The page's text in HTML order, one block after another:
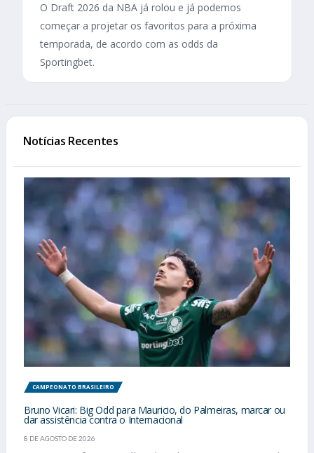
O Draft 2026 da NBA já rolou e já podemos
começar a projetar os favoritos para a próxima
temporada, de acordo com as odds da
Sportingbet.
Notícias Recentes
CAMPEONATO BRASILEIRO
Bruno Vicari: Big Odd para Mauricio, do Palmeiras, marcar ou
dar assistência contra o Internacional
8 DE AGOSTO DE 2026